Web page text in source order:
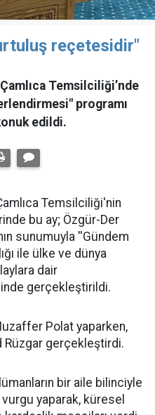
reçetesidir"
Temsilciliği’nde
programı
edildi.
Temsilciliği'nin
bu ay; Özgür-Der
sunumuyla ''Gündem
ile ülke ve dünya
dair
gerçekleştirildi.
Polat yaparken,
Rüzgar gerçekleştirdi.
bir aile bilinciyle
yaparak, küresel